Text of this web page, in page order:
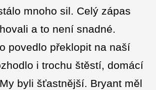
mnoho sil. Celý zápas
a to není snadné.
povedlo překlopit na naší
i trochu štěstí, domácí
byli šťastnější. Bryant měl